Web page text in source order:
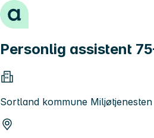
Hopp til innhold
Personlig assistent
Sortland kommune Miljøtjenesten